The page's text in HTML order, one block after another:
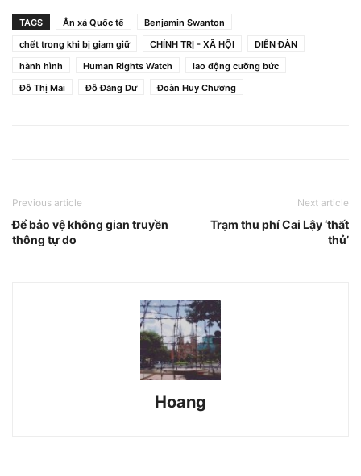
TAGS Ân xá Quốc tế
Benjamin Swanton
chết trong khi bị giam giữ
CHÍNH TRỊ - XÃ HỘI
DIỄN ĐÀN
hành hình
Human Rights Watch
lao động cưỡng bức
Đỗ Thị Mai
Đỗ Đăng Dư Đoàn Huy Chương
Previous article
Để bảo vệ không gian truyền
thông tự do
Next article
Trạm thu phí Cai Lậy ‘thất
thủ’
Hoang